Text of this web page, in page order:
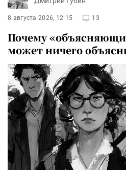
8 августа 2026, 12:15 13
Почему
может ничего